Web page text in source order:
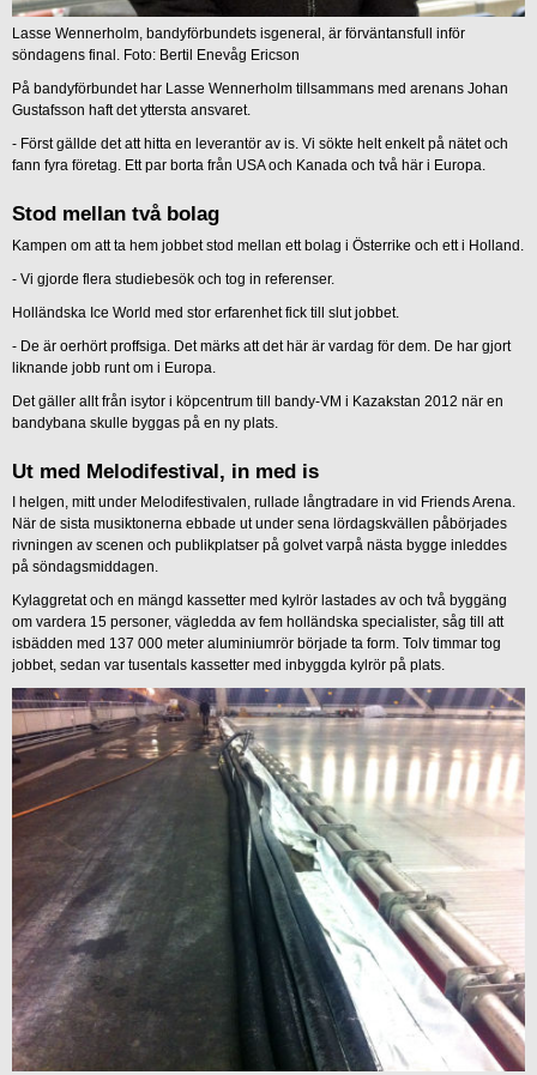
Lasse Wennerholm, bandyförbundets isgeneral, är förväntansfull inför
söndagens final. Foto: Bertil Enevåg Ericson
På bandyförbundet har Lasse Wennerholm tillsammans med arenans Johan
Gustafsson haft det yttersta ansvaret.
- Först gällde det att hitta en leverantör av is. Vi sökte helt enkelt på nätet och
fann fyra företag. Ett par borta från USA och Kanada och två här i Europa.
Stod mellan två bolag
Kampen om att ta hem jobbet stod mellan ett bolag i Österrike och ett i Holland.
- Vi gjorde flera studiebesök och tog in referenser.
Holländska Ice World med stor erfarenhet fick till slut jobbet.
- De är oerhört proffsiga. Det märks att det här är vardag för dem. De har gjort
liknande jobb runt om i Europa.
Det gäller allt från isytor i köpcentrum till bandy-VM i Kazakstan 2012 när en
bandybana skulle byggas på en ny plats.
Ut med Melodifestival, in med is
I helgen, mitt under Melodifestivalen, rullade långtradare in vid Friends Arena.
När de sista musiktonerna ebbade ut under sena lördagskvällen påbörjades
rivningen av scenen och publikplatser på golvet varpå nästa bygge inleddes
på söndagsmiddagen.
Kylaggretat och en mängd kassetter med kylrör lastades av och två byggäng
om vardera 15 personer, vägledda av fem holländska specialister, såg till att
isbädden med 137 000 meter aluminiumrör började ta form. Tolv timmar tog
jobbet, sedan var tusentals kassetter med inbyggda kylrör på plats.